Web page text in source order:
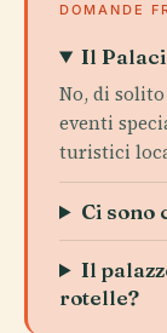
DOMANDE
Il
No, di
eventi
turistici
Ci sono
Il
rotelle?